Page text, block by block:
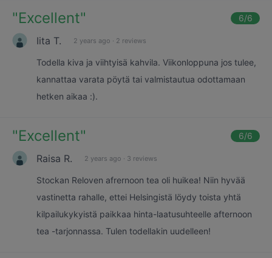
"Excellent" 6/6
Iita T. 2 years ago · 2 reviews
Todella kiva ja viihtyisä kahvila. Viikonloppuna jos tulee,
kannattaa varata pöytä tai valmistautua odottamaan
hetken aikaa :).
"Excellent" 6/6
Raisa R. 2 years ago · 3 reviews
Stockan Reloven afrernoon tea oli huikea! Niin hyvää
vastinetta rahalle, ettei Helsingistä löydy toista yhtä
kilpailukykyistä paikkaa hinta-laatusuhteelle afternoon
tea -tarjonnassa. Tulen todellakin uudelleen!